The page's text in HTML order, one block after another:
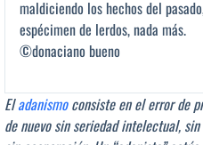
maldiciendo los hechos del
espécimen de lerdos, nada más.
©donaciano bueno
Eladanismoconsiste en el error de
de nuevo sin seriedad intelectual,